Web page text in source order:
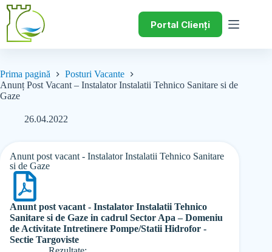
Portal Clienți
Prima pagină
Posturi Vacante
Anunț Post Vacant – Instalator Instalatii Tehnico Sanitare si de
Gaze
26.04.2022
Anunt post vacant - Instalator Instalatii Tehnico Sanitare
si de Gaze
Anunt post vacant - Instalator Instalatii Tehnico
Sanitare si de Gaze in cadrul Sector Apa – Domeniu
de Activitate Intretinere Pompe/Statii Hidrofor -
Sectie Targoviste